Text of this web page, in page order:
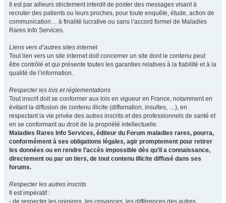
Il est par ailleurs strictement interdit de poster des messages visant à
recruter des patients ou leurs proches, pour toute enquête, étude, action de
communication… à finalité lucrative ou sans l’accord formel de Maladies
Rares Info Services.
Liens vers d’autres sites internet
Tout lien vers un site internet doit concerner un site dont le contenu peut
être contrôlé et qui présente toutes les garanties relatives à la fiabilité et à la
qualité de l’information.
Respecter les lois et réglementations
Tout inscrit doit se conformer aux lois en vigueur en France, notamment en
évitant la diffusion de contenu illicite (diffamation, insultes, …), en
respectant la vie privée des autres inscrits et des professionnels de santé et
en se conformant au droit de la propriété intellectuelle.
Maladies Rares Info Services, éditeur du Forum maladies rares, pourra,
conformément à ses obligations légales, agir promptement pour retirer
les données ou en rendre l’accès impossible dès qu’il a connaissance,
directement ou par un tiers, de tout contenu illicite diffusé dans ses
forums.
Respecter les autres inscrits
Il est impératif :
- de respecter les opinions, les croyances, les différences des autres